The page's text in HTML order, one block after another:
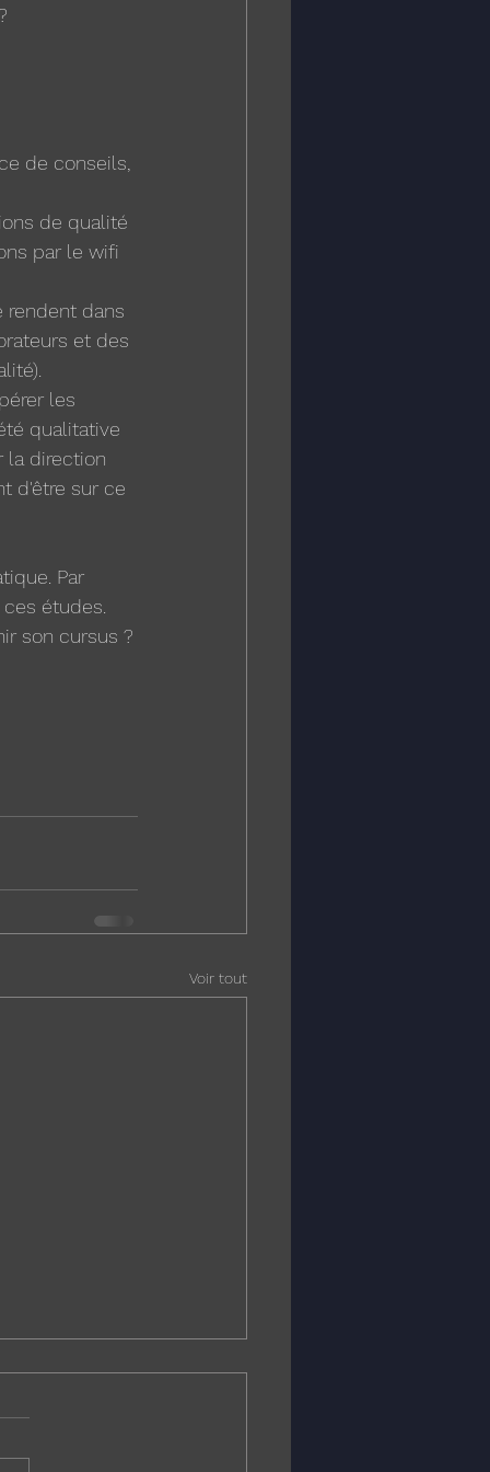
de conseils,
de qualité
par le wifi
rendent dans
et des
les
qualitative
la direction
d'être sur ce
Par
études.
son cursus ?
Voir tout